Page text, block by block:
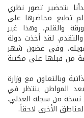
بتحضير تصور نظري
تطبع محاضرها على
والقلم، وهذا غير
لقد أخذت دولة
وفي غضون شهر
من قبلها على مكننة
وبالتعاون مع وزارة
المواطن ينتظر في
نسخة من سجله العدلي.
الأخرى لاحقاً.